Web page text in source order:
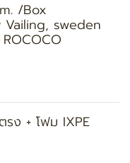
/Box
sweden
รง + โฟม IXPE